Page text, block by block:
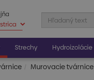
Strechy Hydroizolácie
Murovacie tvárnice